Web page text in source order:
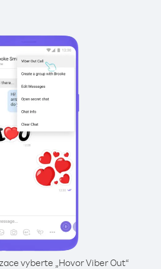
vyberte „Hovor Viber Out“